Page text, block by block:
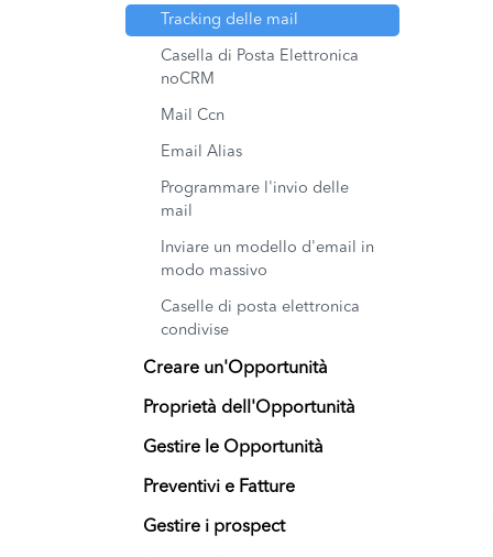
Tracking delle mail
Casella di Posta Elettronica
noCRM
Mail Ccn
Email Alias
Programmare l'invio delle
mail
Inviare un modello d'email in
modo massivo
Caselle di posta elettronica
condivise
Creare un'Opportunità
Proprietà dell'Opportunità
Gestire le Opportunità
Preventivi e Fatture
Gestire i prospect